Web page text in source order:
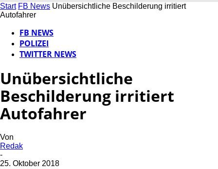
Start FB News Unübersichtliche Beschilderung irritiert
Autofahrer
FB NEWS
POLIZEI
TWITTER NEWS
Unübersichtliche
Beschilderung irritiert
Autofahrer
Von
Redak
-
25. Oktober 2018